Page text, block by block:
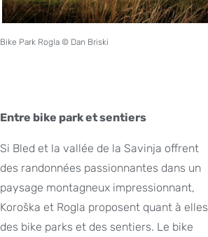
Bike Park Rogla © Dan Briski
Entre bike park et sentiers
Si Bled et la vallée de la Savinja offrent
des randonnées passionnantes dans un
paysage montagneux impressionnant,
Koroška et Rogla proposent quant à elles
des bike parks et des sentiers. Le bike